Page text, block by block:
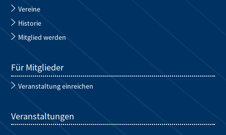
Vereine
Historie
Mitglied werden
Für Mitglieder
Veranstaltung einreichen
Veranstaltungen